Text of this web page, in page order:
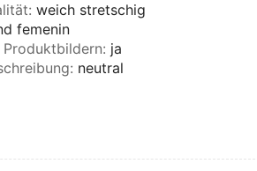
: weich stretschig
femenin
Produktbildern: ja
: neutral